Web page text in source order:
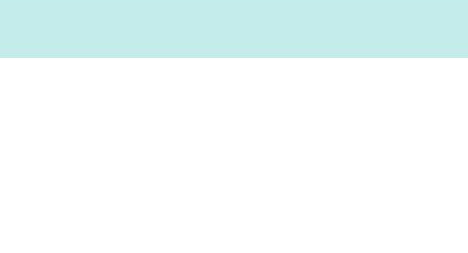
автомобиля на территории гаражного